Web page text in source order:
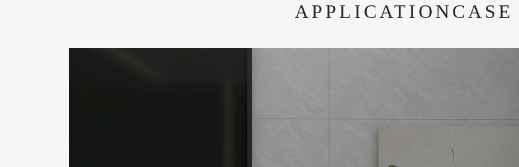
APPLICATIONCASE